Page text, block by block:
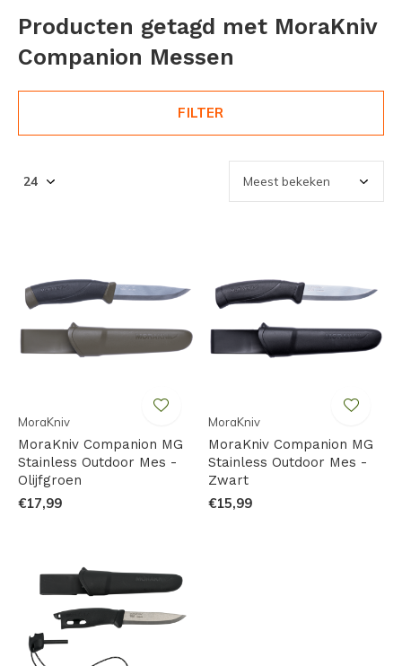
Producten getagd met MoraKniv
Companion Messen
FILTER
MoraKniv
MoraKniv Companion MG
Stainless Outdoor Mes -
Olijfgroen
€17,99
MoraKniv
MoraKniv Companion MG
Stainless Outdoor Mes -
Zwart
€15,99